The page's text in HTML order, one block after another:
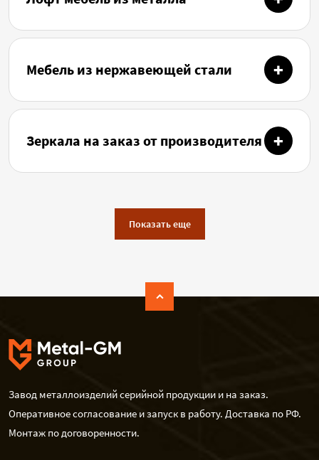
Мебель из нержавеющей стали
Зеркала на заказ от производителя
Показать еще
Завод металлоизделий серийной продукции и на заказ.
Оперативное согласование и запуск в работу. Доставка по РФ.
Монтаж по договоренности.